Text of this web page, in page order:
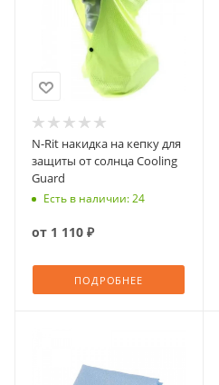
N-Rit накидка на кепку для
защиты от солнца Cooling
Guard
Есть в наличии: 24
от 1 110 ₽
ПОДРОБНЕЕ